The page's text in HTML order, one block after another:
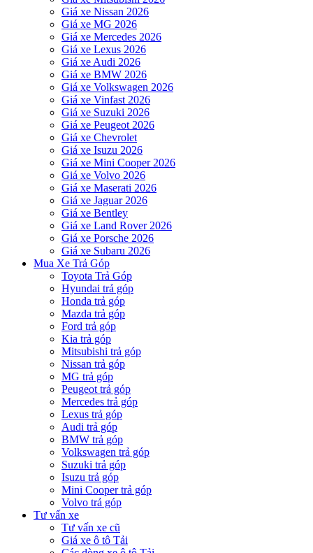
Giá xe Nissan 2026
Giá xe MG 2026
Giá xe Mercedes 2026
Giá xe Lexus 2026
Giá xe Audi 2026
Giá xe BMW 2026
Giá xe Volkswagen 2026
Giá xe Vinfast 2026
Giá xe Suzuki 2026
Giá xe Peugeot 2026
Giá xe Chevrolet
Giá xe Isuzu 2026
Giá xe Mini Cooper 2026
Giá xe Volvo 2026
Giá xe Maserati 2026
Giá xe Jaguar 2026
Giá xe Bentley
Giá xe Land Rover 2026
Giá xe Porsche 2026
Giá xe Subaru 2026
Mua Xe Trả Góp
Toyota Trả Góp
Hyundai trả góp
Honda trả góp
Mazda trả góp
Ford trả góp
Kia trả góp
Mitsubishi trả góp
Nissan trả góp
MG trả góp
Peugeot trả góp
Mercedes trả góp
Lexus trả góp
Audi trả góp
BMW trả góp
Volkswagen trả góp
Suzuki trả góp
Isuzu trả góp
Mini Cooper trả góp
Volvo trả góp
Tư vấn xe
Tư vấn xe cũ
Giá xe ô tô Tải